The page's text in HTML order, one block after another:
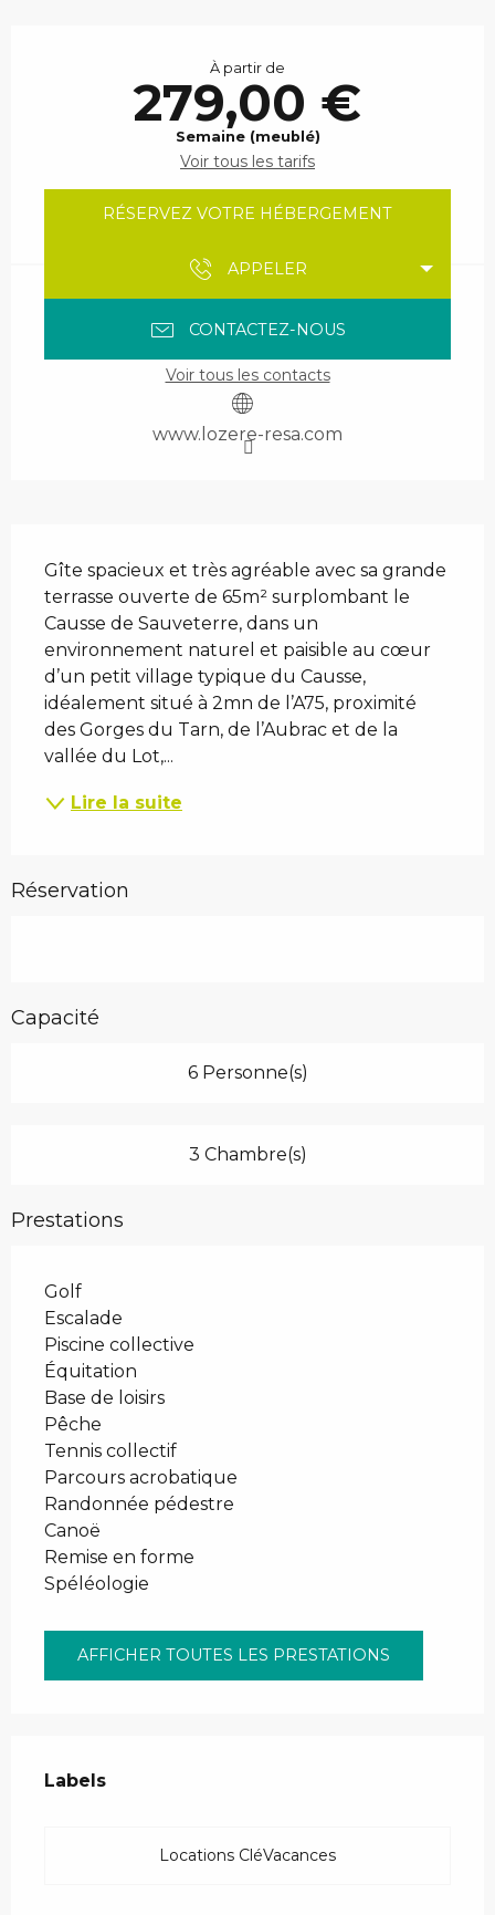
À partir de
279,00 €
Semaine (meublé)
Voir tous les tarifs
RÉSERVEZ VOTRE HÉBERGEMENT
APPELER
CONTACTEZ-NOUS
Voir tous les contacts
www.lozere-resa.com
Gîte spacieux et très agréable avec sa grande
terrasse ouverte de 65m² surplombant le
Causse de Sauveterre, dans un
environnement naturel et paisible au cœur
d’un petit village typique du Causse,
idéalement situé à 2mn de l’A75, proximité
des Gorges du Tarn, de l’Aubrac et de la
vallée du Lot,...
Lire la suite
Réservation
Capacité
6 Personne(s)
3 Chambre(s)
Prestations
Golf
Escalade
Piscine collective
Équitation
Base de loisirs
Pêche
Tennis collectif
Parcours acrobatique
Randonnée pédestre
Canoë
Remise en forme
Spéléologie
AFFICHER TOUTES LES PRESTATIONS
Labels
Labels
Locations CléVacances